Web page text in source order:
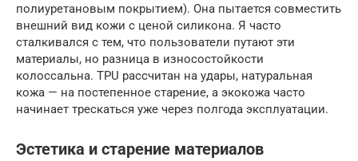
полиуретановым покрытием). Она пытается совместить
внешний вид кожи с ценой силикона. Я часто
сталкивался с тем, что пользователи путают эти
материалы, но разница в износостойкости
колоссальна. TPU рассчитан на удары, натуральная
кожа — на постепенное старение, а экокожа часто
начинает трескаться уже через полгода эксплуатации.
Эстетика и старение материалов